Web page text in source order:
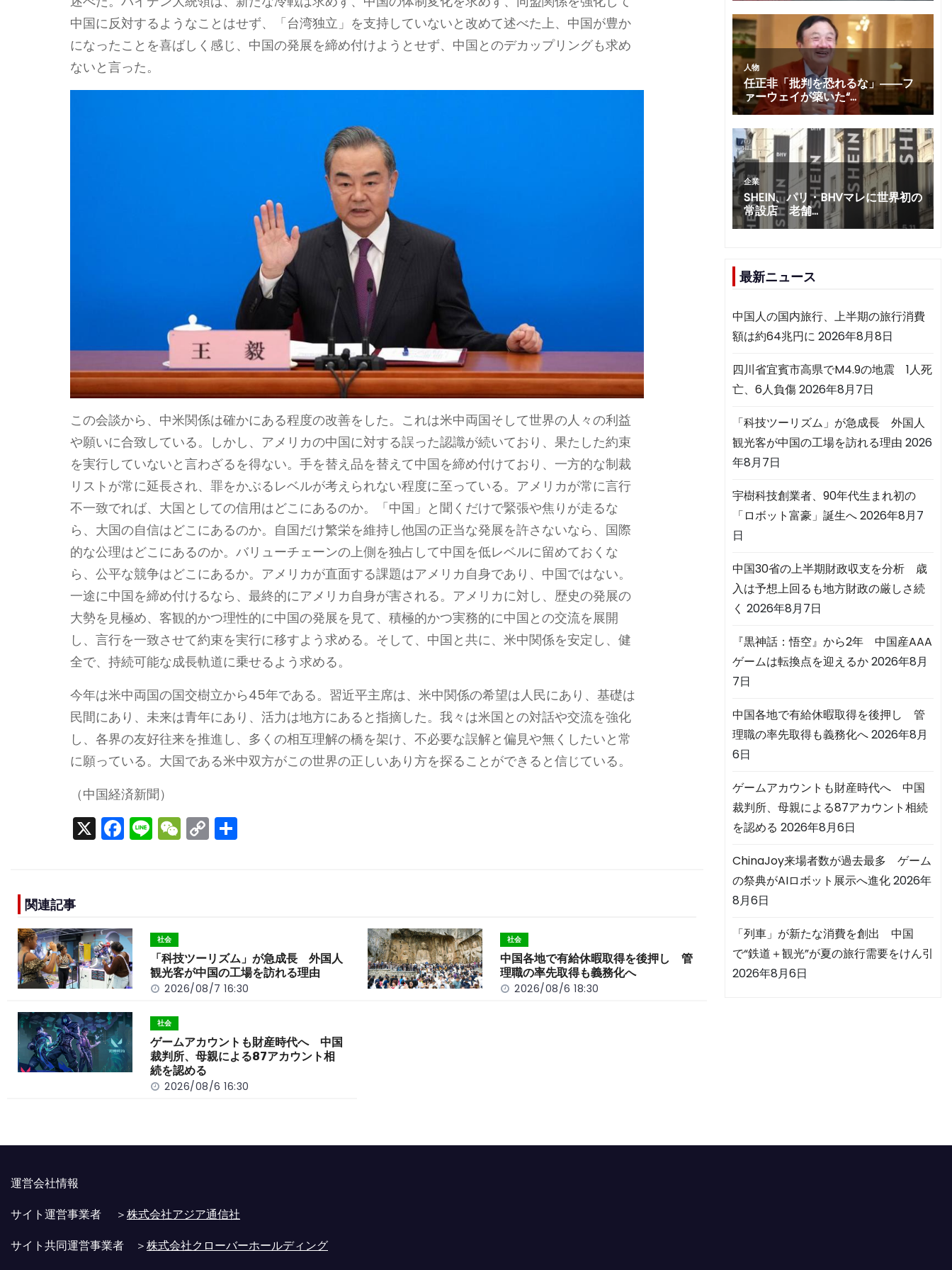
中国に反対するようなことはせず、「台湾独立」を支持していないと改めて述べた上、中国が豊か
になったことを喜ばしく感じ、中国の発展を締め付けようとせず、中国とのデカップリングも求め
ないと言った。
この会談から、中米関係は確かにある程度の改善をした。これは米中両国そして世界の人々の利益
や願いに合致している。しかし、アメリカの中国に対する誤った認識が続いており、果たした約束
を実行していないと言わざるを得ない。手を替え品を替えて中国を締め付けており、一方的な制裁
リストが常に延長され、罪をかぶるレベルが考えられない程度に至っている。アメリカが常に言行
不一致でれば、大国としての信用はどこにあるのか。「中国」と聞くだけで緊張や焦りが走るな
ら、大国の自信はどこにあるのか。自国だけ繁栄を維持し他国の正当な発展を許さないなら、国際
的な公理はどこにあるのか。バリューチェーンの上側を独占して中国を低レベルに留めておくな
ら、公平な競争はどこにあるか。アメリカが直面する課題はアメリカ自身であり、中国ではない。
一途に中国を締め付けるなら、最終的にアメリカ自身が害される。アメリカに対し、歴史の発展の
大勢を見極め、客観的かつ理性的に中国の発展を見て、積極的かつ実務的に中国との交流を展開
し、言行を一致させて約束を実行に移すよう求める。そして、中国と共に、米中関係を安定し、健
全で、持続可能な成長軌道に乗せるよう求める。
今年は米中両国の国交樹立から45年である。習近平主席は、米中関係の希望は人民にあり、基礎は
民間にあり、未来は青年にあり、活力は地方にあると指摘した。我々は米国との対話や交流を強化
し、各界の友好往来を推進し、多くの相互理解の橋を架け、不必要な誤解と偏見や無くしたいと常
に願っている。大国である米中双方がこの世界の正しいあり方を探ることができると信じている。
（中国経済新聞）
X F
a
o
o
k
Li
n
W
e
C
o
k
関連記事
社会
「科技ツーリズム」が急成長 外国人
観光客が中国の工場を訪れる理由
2026/08/7 16:30
社会
中国各地で有給休暇取得を後押し 管
理職の率先取得も義務化へ
2026/08/6 18:30
社会
ゲームアカウントも財産時代へ 中国
裁判所、母親による87アカウント相
続を認める
2026/08/6 16:30
最新ニュース
中国人の国内旅行、上半期の旅行消費
額は約64兆円に 2026年8月8日
四川省宜賓市高県でM4.9の地震 1人死
亡、6人負傷2026年8月7日
「科技ツーリズム」が急成長 外国人
観光客が中国の工場を訪れる理由 2026
年8月7日
宇樹科技創業者、90年代生まれ初の
「ロボット富豪」誕生へ2026年8月7
日
中国30省の上半期財政収支を分析 歳
入は予想上回るも地方財政の厳しさ続
く 2026年8月7日
『黒神話：悟空』から2年 中国産AAA
ゲームは転換点を迎えるか2026年8月
7日
中国各地で有給休暇取得を後押し 管
理職の率先取得も義務化へ2026年8月
6日
ゲームアカウントも財産時代へ 中国
裁判所、母親による87アカウント相続
を認める 2026年8月6日
ChinaJoy来場者数が過去最多 ゲーム
の祭典がAIロボット展示へ進化2026年
8月6日
「列車」が新たな消費を創出 中国
で“鉄道＋観光”が夏の旅行需要をけん引
2026年8月6日
運営会社情報
サイト運営事業者 ＞株式会社アジア通信社
サイト共同運営事業者 ＞株式会社クローバーホールディング